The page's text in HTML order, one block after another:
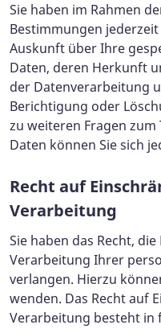
Sie haben im Rahmen
Bestimmungen
Auskunft über Ihre
Daten, deren Herkunft
der Datenverarbeitung
Berichtigung oder
zu weiteren Fragen
Daten können Sie sich
Recht auf
Verarbeitung
Sie haben das Recht,
Verarbeitung Ihrer
verlangen. Hierzu
wenden. Das Recht auf
Verarbeitung besteht in